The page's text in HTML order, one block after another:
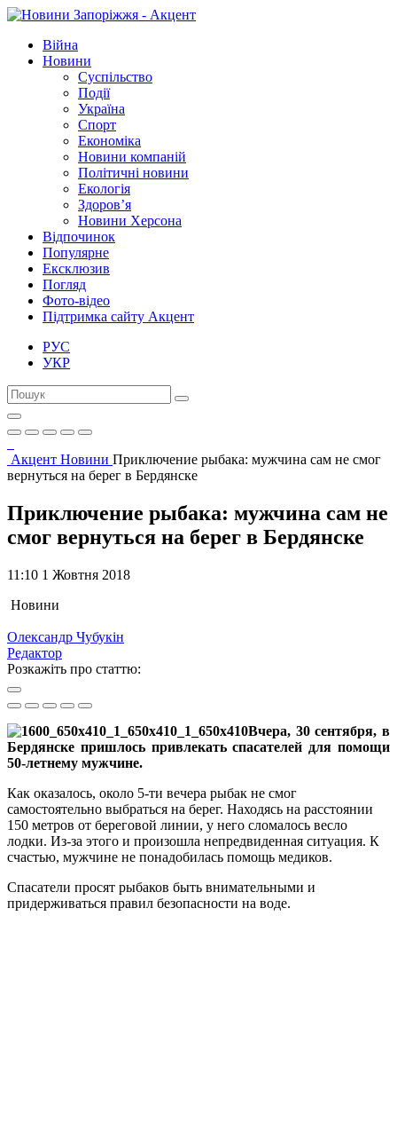
Війна
Новини
Суспільство
Події
Україна
Спорт
Економіка
Новини компаній
Політичні новини
Екологія
Здоров’я
Новини Херсона
Відпочинок
Популярне
Ексклюзив
Погляд
Фото-відео
Підтримка сайту Акцент
РУС
УКР
Акцент Новини Приключение рыбака: мужчина сам не смог
вернуться на берег в Бердянске
Приключение рыбака: мужчина сам не
смог вернуться на берег в Бердянске
11:10 1 Жовтня 2018
Новини
Олександр Чубукін
Редактор
Розкажіть про статтю:
Вчера, 30 сентября, в
Бердянске пришлось привлекать спасателей для помощи
50-летнему мужчине.
Как оказалось, около 5-ти вечера рыбак не смог
самостоятельно выбраться на берег. Находясь на расстоянии
150 метров от береговой линии, у него сломалось весло
лодки. Из-за этого и произошла непредвиденная ситуация. К
счастью, мужчине не понадобилась помощь медиков.
Спасатели просят рыбаков быть внимательными и
придерживаться правил безопасности на воде.